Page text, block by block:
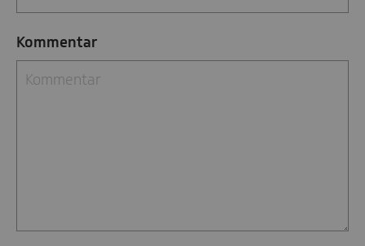
Kommentar